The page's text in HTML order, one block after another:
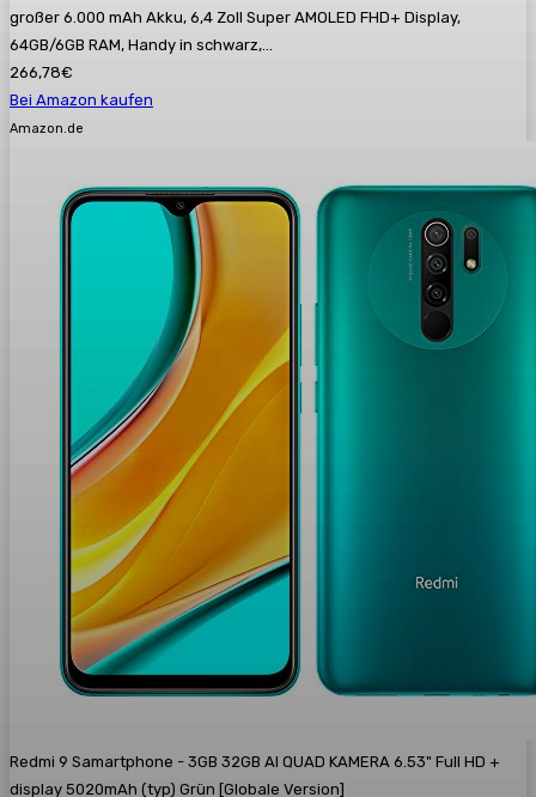
großer 6.000 mAh Akku, 6,4 Zoll Super AMOLED FHD+ Display,
64GB/6GB RAM, Handy in schwarz,...
266,78€
Bei Amazon kaufen
Amazon.de
Redmi 9 Samartphone - 3GB 32GB AI QUAD KAMERA 6.53" Full HD +
display 5020mAh (typ) Grün [Globale Version]